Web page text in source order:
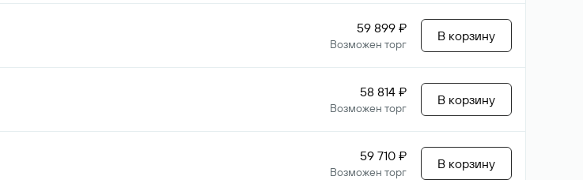
59 899 ₽
Возможен торг
В корзину
58 814 ₽
Возможен торг
В корзину
59 710 ₽
Возможен торг
В корзину